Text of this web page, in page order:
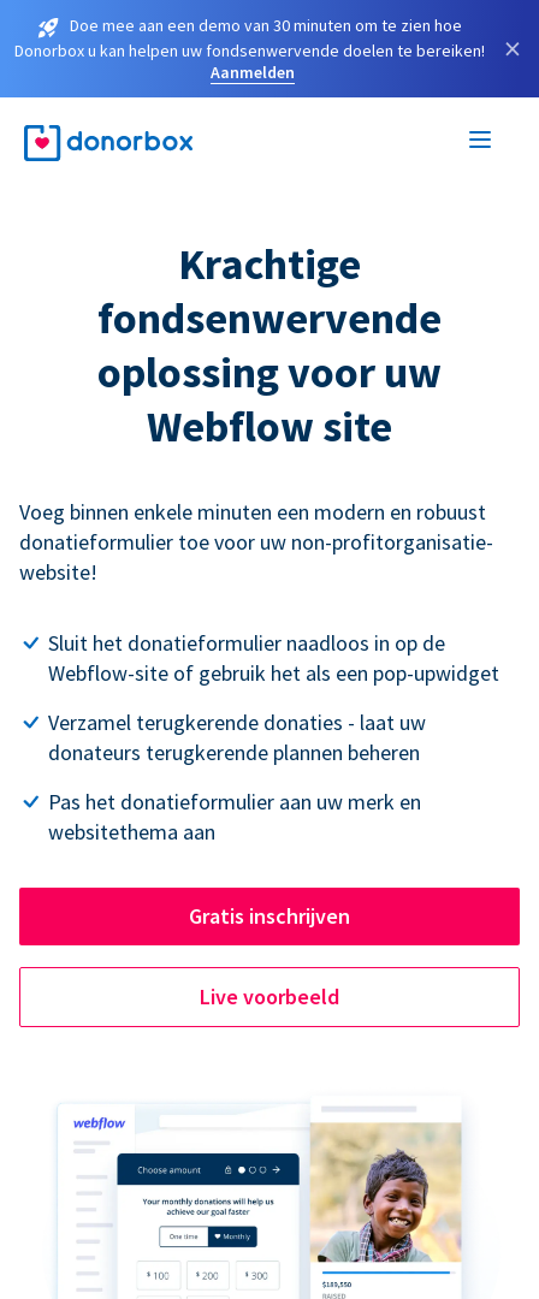
Doe mee aan een demo van 30 minuten om te zien hoe
Donorbox u kan helpen uw fondsenwervende doelen te bereiken!
Aanmelden
×
Krachtige
fondsenwervende
oplossing voor uw
Webflow site
Voeg binnen enkele minuten een modern en robuust
donatieformulier toe voor uw non-profitorganisatie-
website!
Sluit het donatieformulier naadloos in op de
Webflow-site of gebruik het als een pop-upwidget
Verzamel terugkerende donaties - laat uw
donateurs terugkerende plannen beheren
Pas het donatieformulier aan uw merk en
websitethema aan
Gratis inschrijven
Live voorbeeld